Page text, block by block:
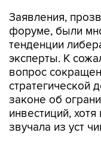
Заявления,
форуме, были
тенденции
эксперты. К
вопрос
стратегической
законе об
инвестиций,
звучала из уст